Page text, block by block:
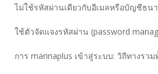
ไม่ใช้รหัสผ่านเดียวกับอีเมลหรือบัญชีธน
ใช้ตัวจัดแจงรหัสผ่าน (password
การ marinaplus เข้าสู่ระบบ: วิถีทางรว